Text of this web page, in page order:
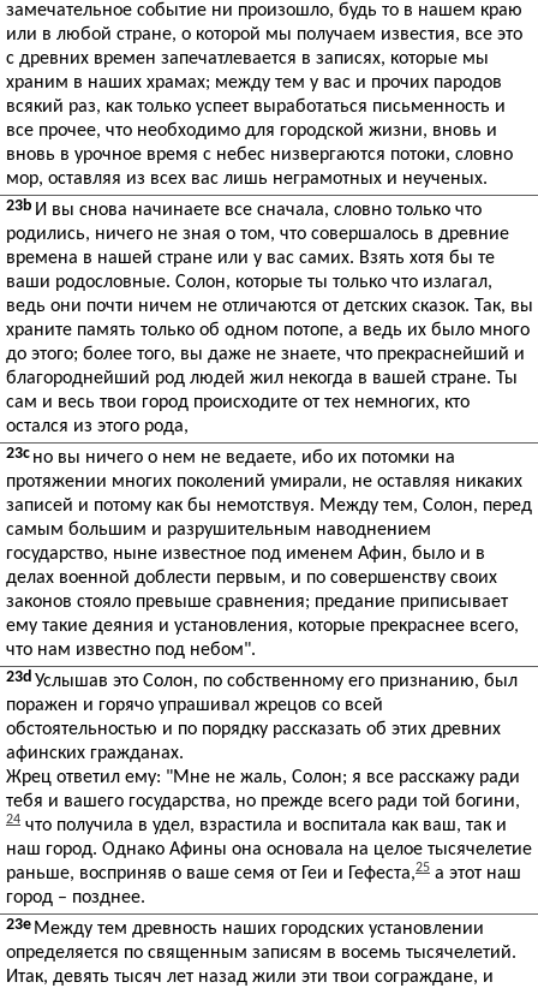
замечательное событие ни произошло, будь то в нашем краю
или в любой стране, о которой мы получаем известия, все это
с древних времен запечатлевается в записях, которые мы
храним в наших храмах; между тем у вас и прочих пародов
всякий раз, как только успеет выработаться письменность и
все прочее, что необходимо для городской жизни, вновь и
вновь в урочное время с небес низвергаются потоки, словно
мор, оставляя из всех вас лишь неграмотных и неученых.
23b И вы снова начинаете все сначала, словно только что
родились, ничего не зная о том, что совершалось в древние
времена в нашей стране или у вас самих. Взять хотя бы те
ваши родословные. Солон, которые ты только что излагал,
ведь они почти ничем не отличаются от детских сказок. Так, вы
храните память только об одном потопе, а ведь их было много
до этого; более того, вы даже не знаете, что прекраснейший и
благороднейший род людей жил некогда в вашей стране. Ты
сам и весь твои город происходите от тех немногих, кто
остался из этого рода,
23c но вы ничего о нем не ведаете, ибо их потомки на
протяжении многих поколений умирали, не оставляя никаких
записей и потому как бы немотствуя. Между тем, Солон, перед
самым большим и разрушительным наводнением
государство, ныне известное под именем Афин, было и в
делах военной доблести первым, и по совершенству своих
законов стояло превыше сравнения; предание приписывает
ему такие деяния и установления, которые прекраснее всего,
что нам известно под небом".
23d Услышав это Солон, по собственному его признанию, был
поражен и горячо упрашивал жрецов со всей
обстоятельностью и по порядку рассказать об этих древних
афинских гражданах.
Жрец ответил ему: "Мне не жаль, Солон; я все расскажу ради
тебя и вашего государства, но прежде всего ради той богини,
24 что получила в удел, взрастила и воспитала как ваш, так и
наш город. Однако Афины она основала на целое тысячелетие
раньше, восприняв о ваше семя от Геи и Гефеста,25 а этот наш
город – позднее.
23e Между тем древность наших городских установлении
определяется по священным записям в восемь тысячелетий.
Итак, девять тысяч лет назад жили эти твои сограждане, и